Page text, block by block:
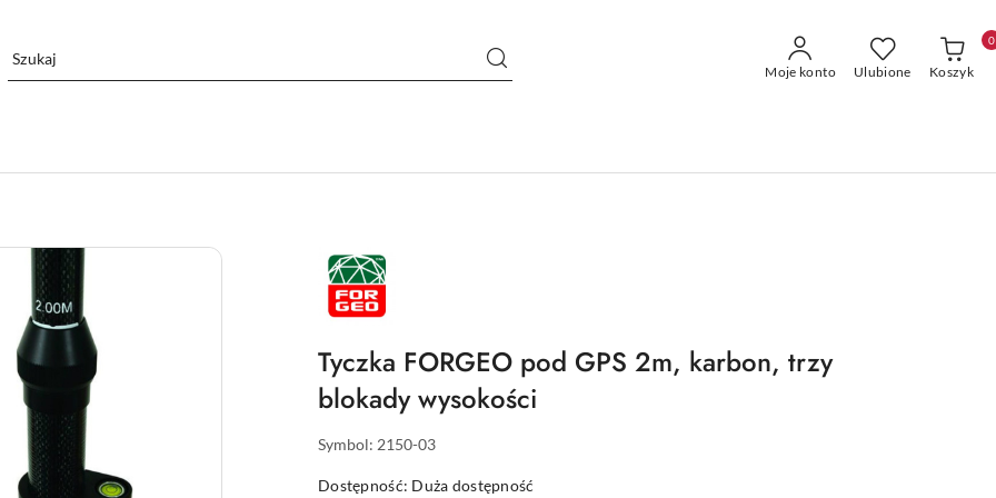
Moje konto Ulubione Koszyk
0
NAZWA
PRODUCENTA:
FORGEO
Tyczka FORGEO pod GPS 2m, karbon, trzy
blokady wysokości
Symbol: 2150-03
Dostępność: Duża dostępność